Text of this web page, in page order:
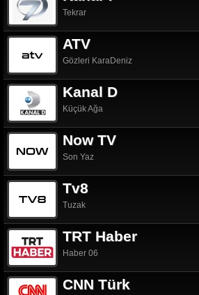
Tekrar
ATV
Gözleri KaraDeniz
Kanal D
Küçük Ağa
Now TV
Son Yaz
Tv8
Tuzak
TRT Haber
Haber 06
CNN Türk